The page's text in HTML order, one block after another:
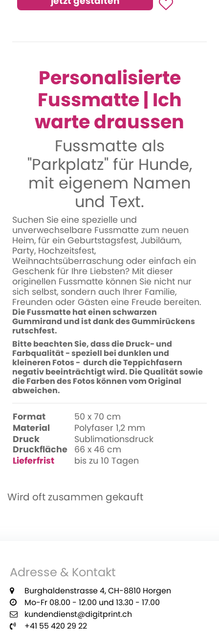
Personalisierte
Fussmatte | Ich
warte draussen
Fussmatte als
"Parkplatz" für Hunde,
mit eigenem Namen
und Text.
Suchen Sie eine spezielle und
unverwechselbare Fussmatte zum neuen
Heim, für ein Geburtstagsfest, Jubiläum,
Party, Hochzeitsfest,
Weihnachtsüberraschung oder einfach ein
Geschenk für Ihre Liebsten? Mit dieser
originellen Fussmatte können Sie nicht nur
sich selbst, sondern auch Ihrer Familie,
Freunden oder Gästen eine Freude bereiten.
Die Fussmatte hat einen schwarzen
Gummirand und ist dank des Gummirückens
rutschfest.
Bitte beachten Sie, dass die Druck- und
Farbqualität - speziell bei dunklen und
kleineren Fotos - durch die Teppichfasern
negativ beeinträchtigt wird. Die Qualität sowie
die Farben des Fotos können vom Original
abweichen.
Format
50 x 70 cm
Material
Polyfaser 1,2 mm
Druck
Druckfläche
Sublimationsdruck
66 x 46 cm
Lieferfrist
bis zu 10 Tagen
Wird oft zusammen gekauft
Adresse & Kontakt
Burghaldenstrasse 4, CH-8810 Horgen
Mo-Fr 08.00 - 12.00 und 13.30 - 17.00
kundendienst@digitprint.ch
+41 55 420 29 22